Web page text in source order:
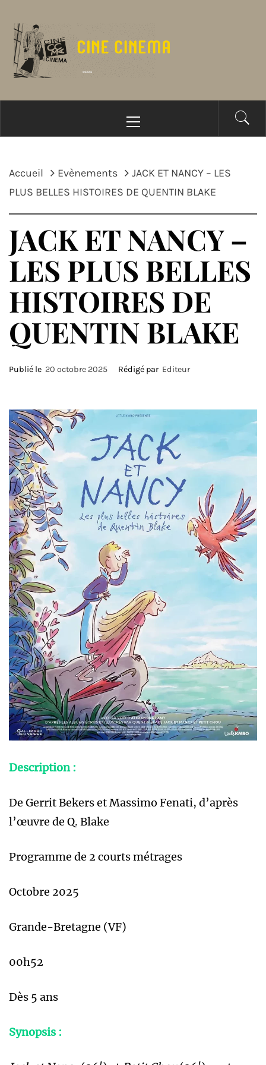
contenu
principal
Accueil Evènements
JACK ET NANCY – LES
PLUS BELLES HISTOIRES DE QUENTIN BLAKE
JACK ET NANCY –
LES PLUS BELLES
HISTOIRES DE
QUENTIN BLAKE
Publié le 20 octobre 2025 Rédigé par Editeur
Description :
De Gerrit Bekers et Massimo Fenati, d’après
l’œuvre de Q. Blake
Programme de 2 courts métrages
Octobre 2025
Grande-Bretagne (VF)
00h52
Dès 5 ans
Synopsis :